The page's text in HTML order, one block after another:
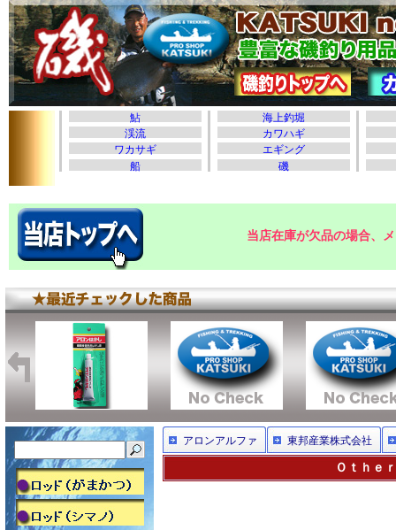
当店在庫が欠品の場合、
アロンアルファ 東邦産業株式会社
Ｏｔｈｅ